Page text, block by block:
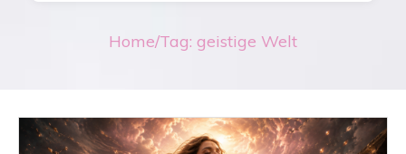
Home/Tag: geistige Welt